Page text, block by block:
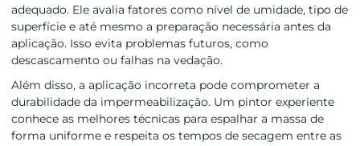
adequado. Ele avalia fatores como nível de umidade, tipo de
superfície e até mesmo a preparação necessária antes da
aplicação. Isso evita problemas futuros, como
descascamento ou falhas na vedação.
Além disso, a aplicação incorreta pode comprometer a
durabilidade da impermeabilização. Um pintor experiente
conhece as melhores técnicas para espalhar a massa de
forma uniforme e respeita os tempos de secagem entre as